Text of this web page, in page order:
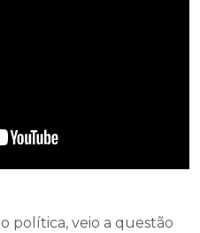
política, veio a questão